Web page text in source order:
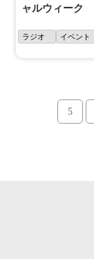
ャルウィーク
ラジオ イベント
5